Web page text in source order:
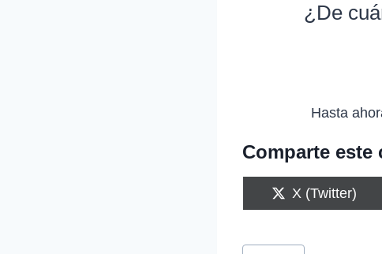
¿De
Hasta
Comparte este
C
o
a
X (Twitter)
Etiquetas